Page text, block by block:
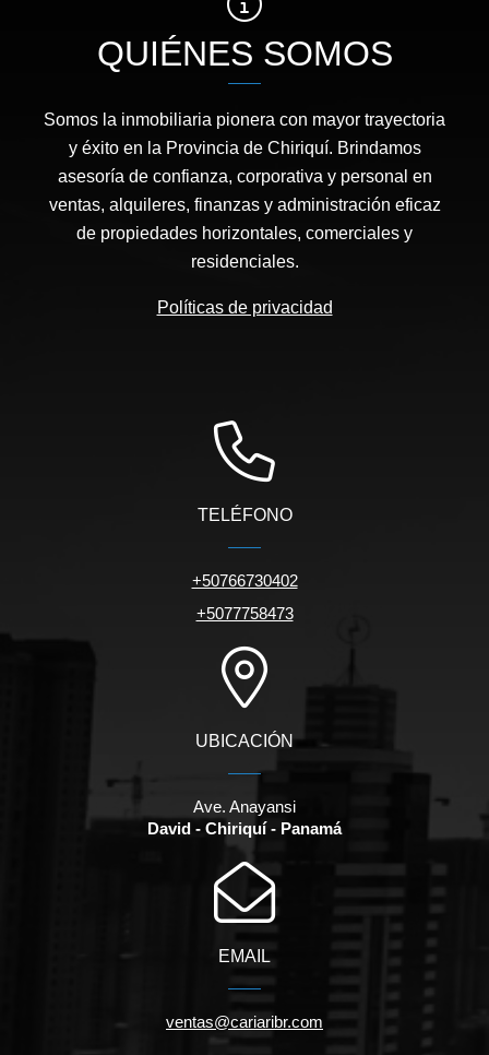
QUIÉNES SOMOS
Somos la inmobiliaria pionera con mayor trayectoria
y éxito en la Provincia de Chiriquí. Brindamos
asesoría de confianza, corporativa y personal en
ventas, alquileres, finanzas y administración eficaz
de propiedades horizontales, comerciales y
residenciales.
Políticas de privacidad
TELÉFONO
+50766730402
+5077758473
UBICACIÓN
Ave. Anayansi
David - Chiriquí - Panamá
EMAIL
ventas@cariaribr.com